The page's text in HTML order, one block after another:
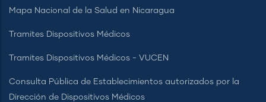
Mapa Nacional de la Salud en Nicaragua
Tramites Dispositivos Médicos
Tramites Dispositivos Médicos - VUCEN
Consulta Pública de Establecimientos autorizados por la
Dirección de Dispositivos Médicos